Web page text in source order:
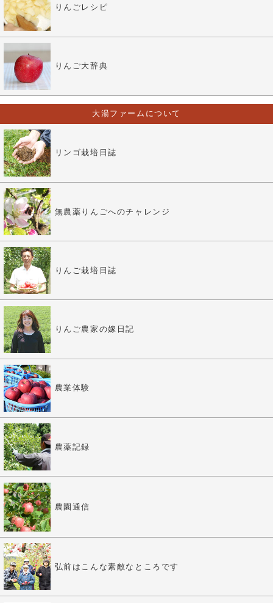
りんごレシピ
りんご大辞典
大湯ファームについて
リンゴ栽培日誌
無農薬りんごへのチャレンジ
りんご栽培日誌
りんご農家の嫁日記
農業体験
農薬記録
農園通信
弘前はこんな素敵なところです